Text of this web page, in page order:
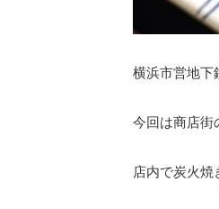
横浜市営地下
今回は商店街
店内で炭火焼